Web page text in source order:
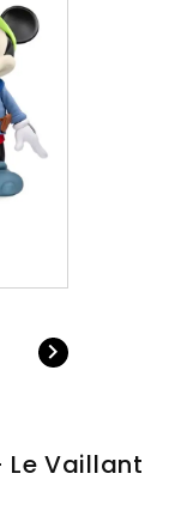

Le Vaillant